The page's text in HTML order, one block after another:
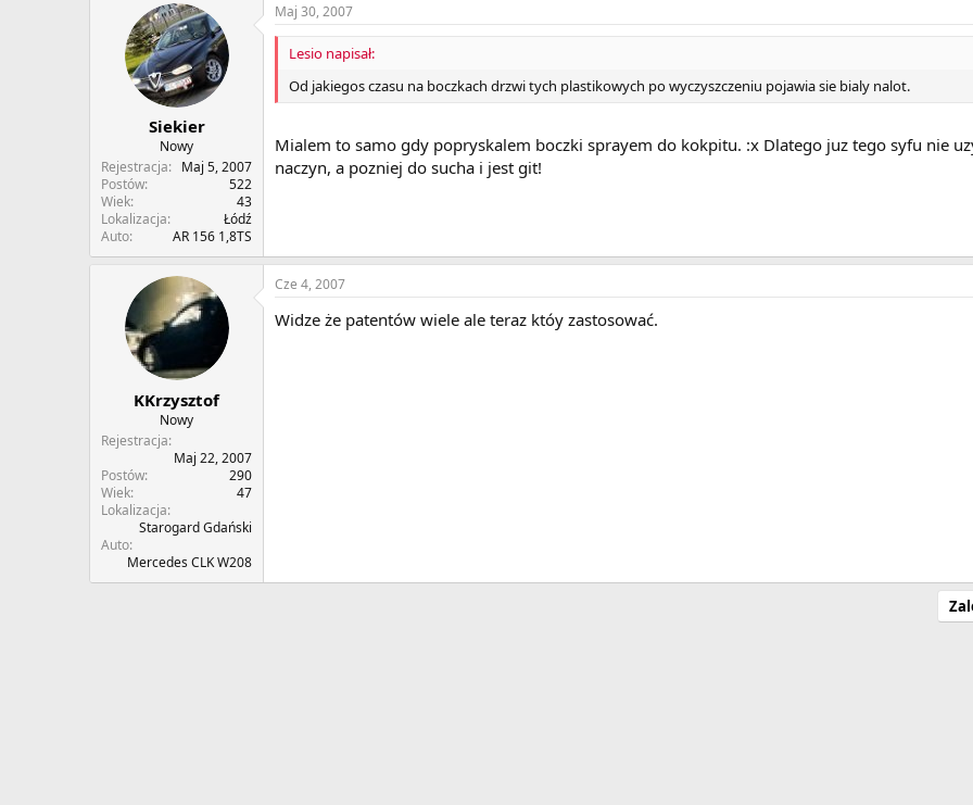
Siekier
Nowy
Rejestracja
Maj 5, 2007
Postów
522
Wiek
43
Lokalizacja
Łódź
Auto
AR 156 1,8TS
Maj 30, 2007
Lesio napisał:
Od jakiegos czasu na boczkach drzwi tych plastikowych po wyczyszczeniu pojawia sie bialy nalot.
Mialem to samo gdy popryskalem boczki sprayem do kokpitu. :x Dlatego juz tego syfu nie
naczyn, a pozniej do sucha i jest git!
KKrzysztof
Nowy
Rejestracja
Maj 22, 2007
Postów
290
Wiek
47
Lokalizacja
Starogard Gdański
Auto
Mercedes CLK W208
Cze 4, 2007
Widze że patentów wiele ale teraz któy zastosować.